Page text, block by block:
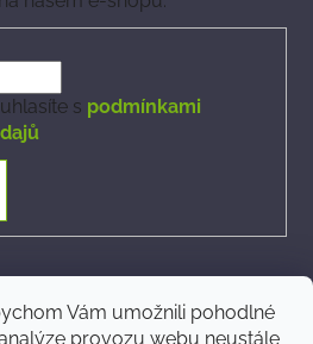
Vám umožnili pohodlné
provozu webu neustále
s podmínkami